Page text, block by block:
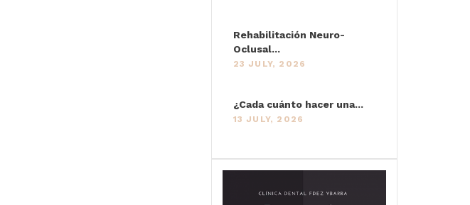
Rehabilitación Neuro-
Oclusal...
23 JULY, 2026
¿Cada cuánto hacer una...
13 JULY, 2026